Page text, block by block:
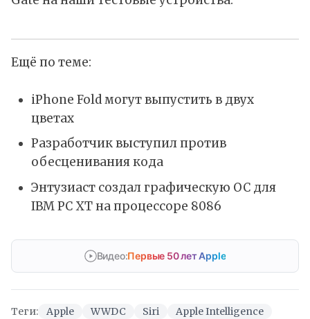
Ещё по теме:
iPhone Fold могут выпустить в двух
цветах
Разработчик выступил против
обесценивания кода
Энтузиаст создал графическую ОС для
IBM PC XT на процессоре 8086
Видео:Первые 50 лет Apple
Теги: Apple WWDC Siri
Apple Intelligence